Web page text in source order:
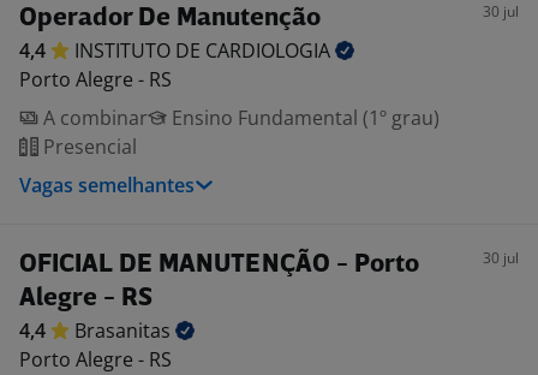
Operador De Manutenção 30 jul
4,4 INSTITUTO DE CARDIOLOGIA
Porto Alegre - RS
A combinar
Ensino Fundamental (1º grau)
Presencial
Vagas semelhantes
OFICIAL DE MANUTENÇÃO - Porto
Alegre - RS
30 jul
4,4
Brasanitas
Porto Alegre - RS